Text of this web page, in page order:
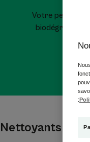
Votre peau
: